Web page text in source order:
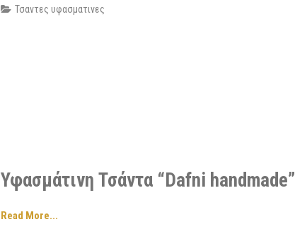
Τσαντες υφασματινες
Υφασμάτινη Τσάντα “Dafni handmade”
Read More...